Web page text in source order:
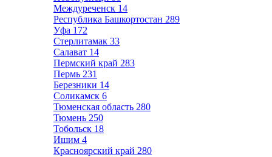
Междуреченск 14
Республика Башкортостан 289
Уфа 172
Стерлитамак 33
Салават 14
Пермский край 283
Пермь 231
Березники 14
Соликамск 6
Тюменская область 280
Тюмень 250
Тобольск 18
Ишим 4
Красноярский край 280